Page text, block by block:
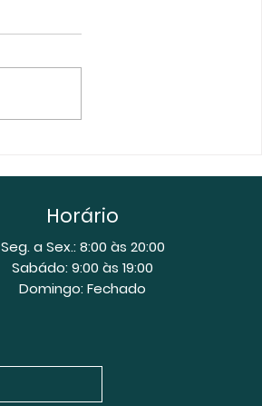
presidente Lula vai
de fazendas e
propriedades rurais sem
compensaçãofinanceira
em casos de flagrante
Horário
Seg. a Sex.: 8:00 às 20:00
​​Sabádo: 9:00 às 19:00
​Domingo: Fechado